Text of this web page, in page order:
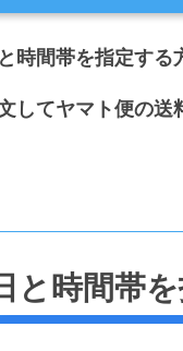
時間帯を指定する
してヤマト便の送
と時間帯